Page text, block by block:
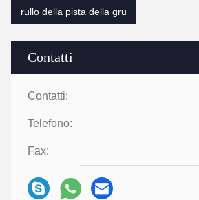
Contatti
Contatti:
Telefono:
Fax:
rullo della pista della gru